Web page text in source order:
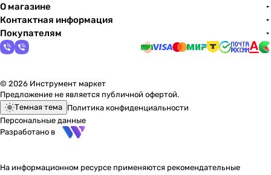
О магазине
Контактная информация
Покупателям
© 2026 Инструмент маркет
Предложение не является публичной офертой.
Темная тема Политика конфиденциальности
Персональные данные
Разработано в
На информационном ресурсе применяются рекомендательные